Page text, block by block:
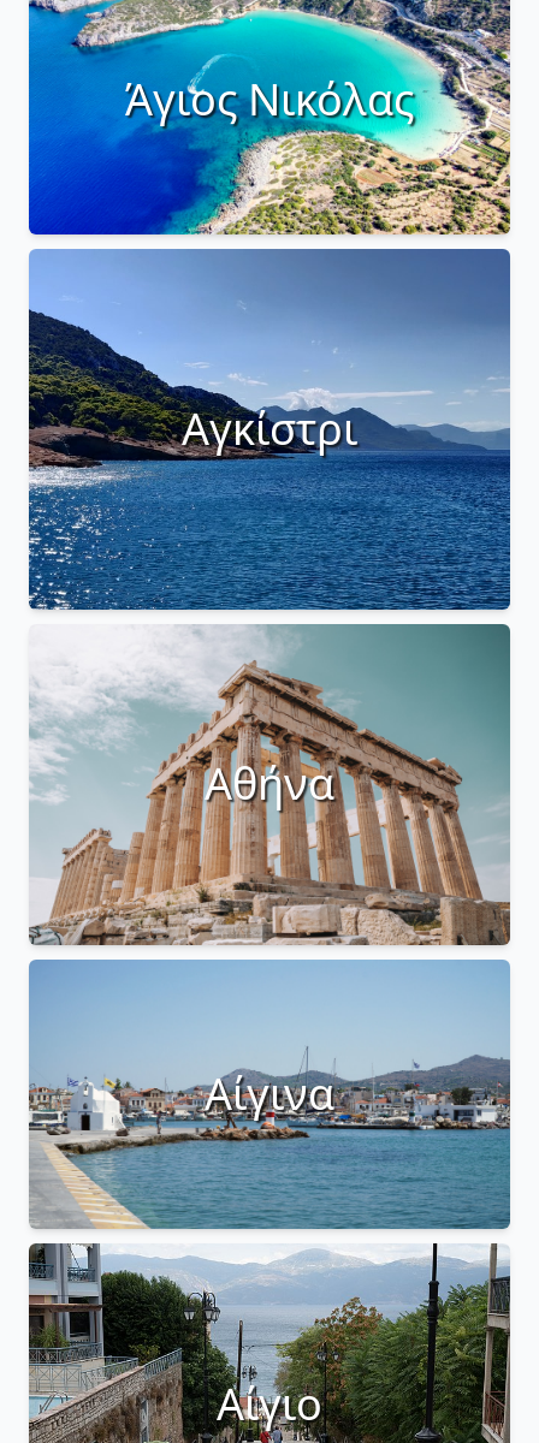
Άγιος Νικόλας
Αγκίστρι
Αθήνα
Αίγινα
Αίγιο